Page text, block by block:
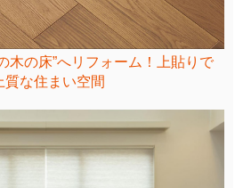
木の床”へリフォーム！上貼りで
質な住まい空間